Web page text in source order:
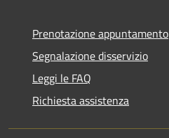
Prenotazione appuntamento
Segnalazione disservizio
Leggi le FAQ
Richiesta assistenza